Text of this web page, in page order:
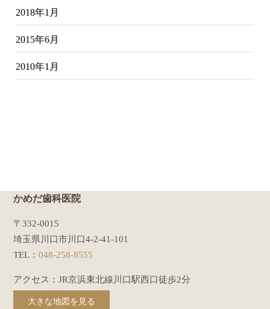
2018年1月
2015年6月
2010年1月
かめだ歯科医院
〒332-0015
埼玉県川口市川口4-2-41-101
TEL：048-258-8555
アクセス：JR京浜東北線川口駅西口徒歩2分
大きな地図を見る